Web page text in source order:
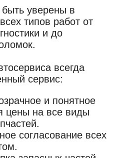
уверены в
типов работ от
и до
всегда
и понятное
цены на все виды
согласование всех